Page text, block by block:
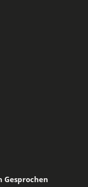
Gesprochen